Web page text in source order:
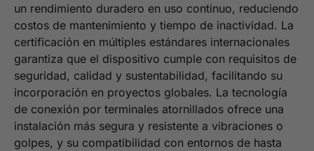
un rendimiento duradero en uso continuo, reduciendo
costos de mantenimiento y tiempo de inactividad. La
certificación en múltiples estándares internacionales
garantiza que el dispositivo cumple con requisitos de
seguridad, calidad y sustentabilidad, facilitando su
incorporación en proyectos globales. La tecnología
de conexión por terminales atornillados ofrece una
instalación más segura y resistente a vibraciones o
golpes, y su compatibilidad con entornos de hasta